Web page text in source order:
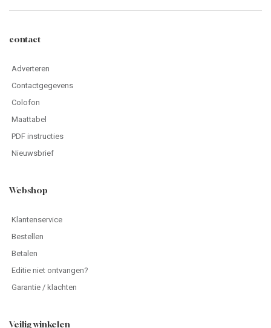
contact
Adverteren
Contactgegevens
Colofon
Maattabel
PDF instructies
Nieuwsbrief
Webshop
Klantenservice
Bestellen
Betalen
Editie niet ontvangen?
Garantie / klachten
Veilig winkelen